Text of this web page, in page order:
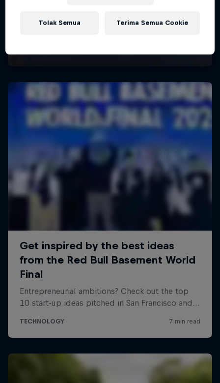
Tolak Semua Terima Semua Cookie